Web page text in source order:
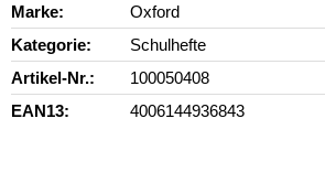
Marke
Oxford
Kategorie
Schulhefte
Artikel-Nr.
100050408
EAN13
4006144936843